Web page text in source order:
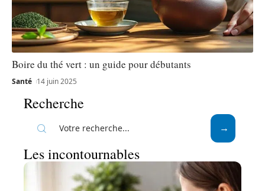
Boire du thé vert : un guide pour débutants
Santé 14 juin 2025
Recherche
Les incontournables